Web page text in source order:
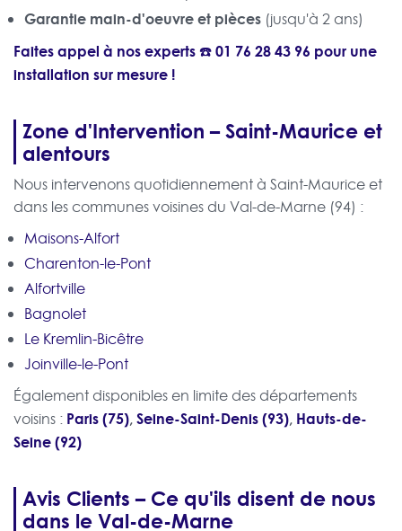
Garantie main-d'oeuvre et pièces (jusqu'à 2 ans)
Faites appel à nos experts ☎️01 76 28 43 96 pour une
installation sur mesure !
Zone d'Intervention – Saint-Maurice et
alentours
Nous intervenons quotidiennement à Saint-Maurice et
dans les communes voisines du Val-de-Marne (94) :
Maisons-Alfort
Charenton-le-Pont
Alfortville
Bagnolet
Le Kremlin-Bicêtre
Joinville-le-Pont
Également disponibles en limite des départements
voisins : Paris (75),Seine-Saint-Denis (93), Hauts-de-
Seine (92)
Avis Clients – Ce qu'ils disent de nous
dans le Val-de-Marne